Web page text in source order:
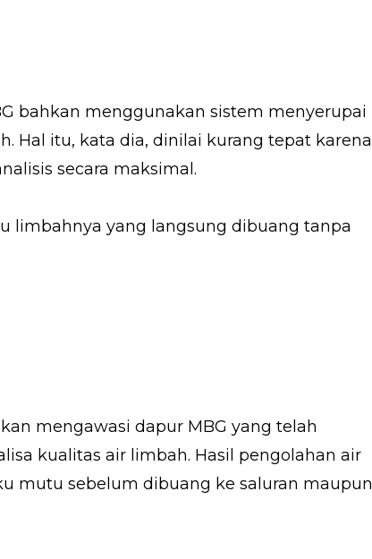
bahkan menggunakan sistem menyerupai
Hal itu, kata dia, dinilai kurang tepat karena
secara maksimal.
limbahnya yang langsung dibuang tanpa
mengawasi dapur MBG yang telah
kualitas air limbah. Hasil pengolahan air
mutu sebelum dibuang ke saluran maupun